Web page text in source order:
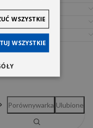
OUT
Porównywarka Ulubione
WSZYSTKIE
WSZYSTKIE